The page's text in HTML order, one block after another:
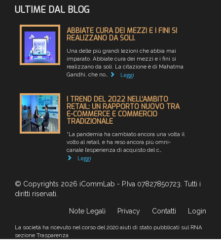
ULTIME DAL BLOG
ABBIATE CURA DEI MEZZI E I FINI SI
REALIZZANO DA SOLI.
Una delle più grandi lezioni che abbia mai
imparato. Abbiate cura dei mezzi e i fini si
realizzano da soli. La citazione è di Mahatma
Gandhi, che no…
Leggi
I TREND DEL 2022 NELL’AMBITO
RETAIL: UN RAPPORTO NUOVO TRA
E-COMMERCE E COMMERCIO
TRADIZIONALE
“La pandemia ha cambiato ancora una volta il
volto al retail, e ha reso ancora più omni-
canale l’esperienza di acquisto del c…
Leggi
© Copyrights 2026 iCommLab - P.Iva 07827850723. Tutti i
diritti riservati.
Note Legali Privacy Contatti Login
La società ha ricevuto nel corso del 2020 aiuti di stato pubblicati sul RNA
sezione Trasparenza